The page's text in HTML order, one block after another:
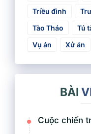
Triều đình
Tào Tháo
Tú
Vụ án
Xử án
BÀI
Cuộc chiến